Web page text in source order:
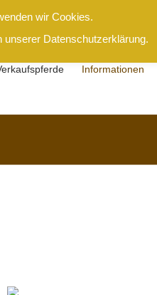
Informationen
wir Cookies.
unserer Datenschutzerklärung.